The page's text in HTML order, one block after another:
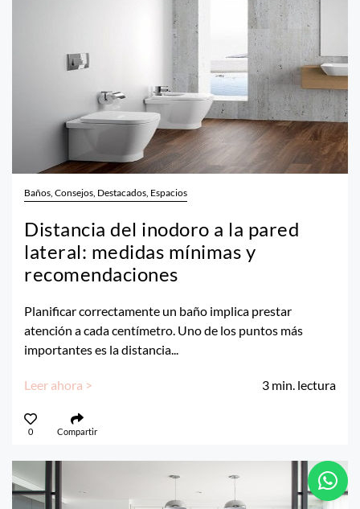
Baños, Consejos, Destacados, Espacios
Distancia del inodoro a la pared
lateral: medidas mínimas y
recomendaciones
Planificar correctamente un baño implica prestar
atención a cada centímetro. Uno de los puntos más
importantes es la distancia...
Leer ahora > 3 min. lectura
0 Compartir